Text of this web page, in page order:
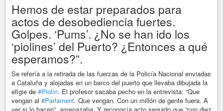
Hemos de estar preparados para
actos de desobediencia fuertes.
Golpes. ‘Pums’. ¿No se han ido los
‘piolines’ del Puerto? ¿Entonces a qué
esperamos?”.
Se refería a la retirada de las fuerzas de la Policía Nacional enviadas
a Cataluña y alojadas en un barco del puerto que llevaba dibujada la
efigie de #Piolín. El profesor sacaba pecho en la entrevista: “Que
vengan al #Parlament. Que vengan. Con un millón de gente fuera. A
ver si lo hacen”, amenazaba. Y reconocía acto seguido que “con diez